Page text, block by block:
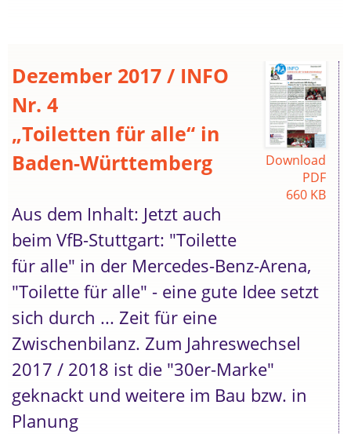
Download
PDF
660 KB
Dezember 2017 / INFO
Nr. 4
„Toiletten für alle“ in
Baden-Württemberg
Aus dem Inhalt: Jetzt auch
beim VfB-Stuttgart: "Toilette
für alle" in der Mercedes-Benz-Arena,
"Toilette für alle" - eine gute Idee setzt
sich durch ... Zeit für eine
Zwischenbilanz. Zum Jahreswechsel
2017 / 2018 ist die "30er-Marke"
geknackt und weitere im Bau bzw. in
Planung